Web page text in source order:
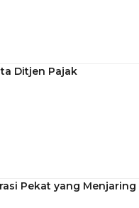
Ditjen Pajak
Pekat yang Menjaring